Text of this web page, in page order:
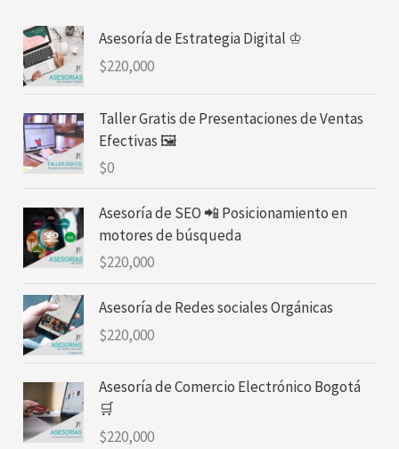
Asesoría de Estrategia Digital ♔
$220,000
Taller Gratis de Presentaciones de Ventas
Efectivas 🖼
$0
Asesoría de SEO 📲 Posicionamiento en
motores de búsqueda
$220,000
Asesoría de Redes sociales Orgánicas
$220,000
Asesoría de Comercio Electrónico Bogotá
🛒
$220,000